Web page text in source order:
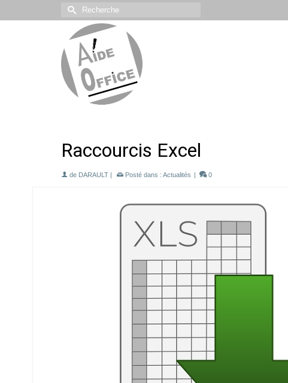
Rechercher :
Raccourcis Excel
de DARAULT | Posté dans : Actualités | 0